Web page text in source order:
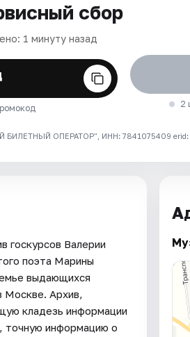
сбор
1 минуту назад
2
ОПЕРАТОР", ИНН: 7841075409 erid:
госкурсов Валерии
поэта Марины
выдающихся
Москве. Архив,
кладезь информации
точную информацию о